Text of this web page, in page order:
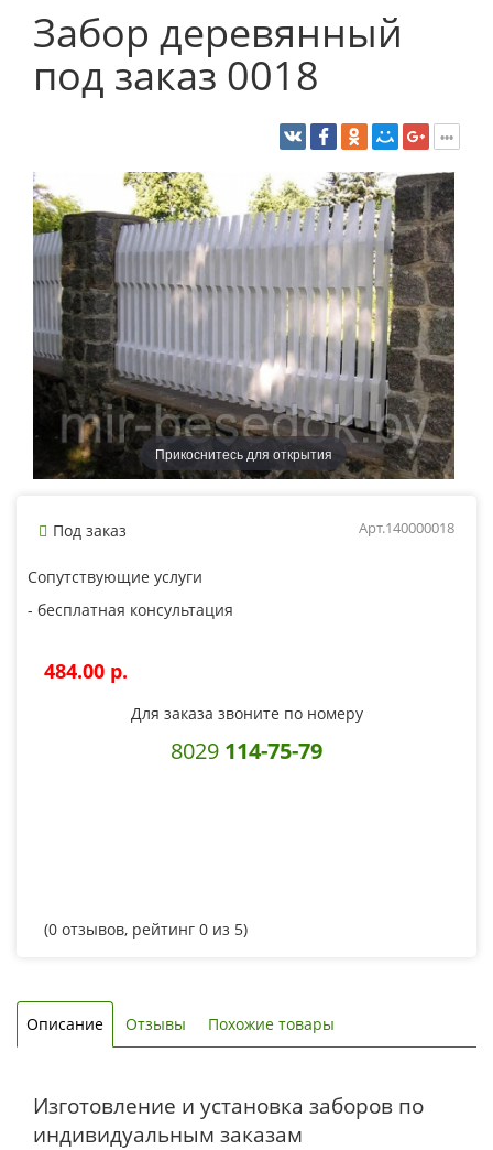
Забор деревянный
под заказ 0018
Прикоснитесь для открытия
Под заказ Арт.140000018
Сопутствующие услуги
- бесплатная консультация
484.00 p.
Для заказа звоните по номеру
8029 114-75-79
(0 отзывов, рейтинг 0 из 5)
Описание Отзывы Похожие товары
Изготовление и установка заборов по
индивидуальным заказам